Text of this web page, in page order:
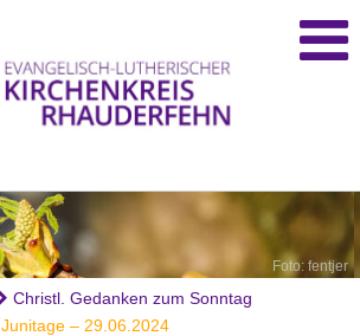
Foto: fentjer
Christl. Gedanken zum Sonntag
Junitage – 29.06.2024